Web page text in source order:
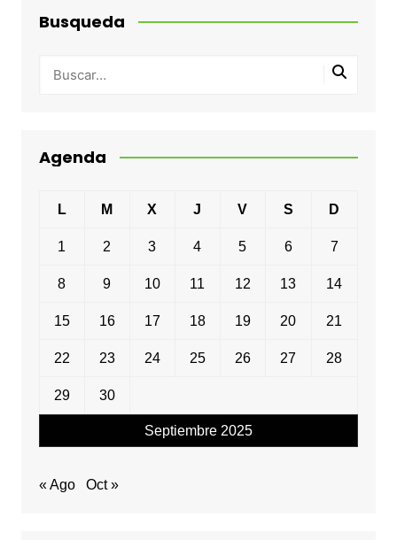
Busqueda
Agenda
Septiembre 2025
L M X J V S D
1 2 3 4 5 6 7
8 9 10 11 12 13 14
15 16 17 18 19 20 21
22 23 24 25 26 27 28
29 30
« Ago Oct »